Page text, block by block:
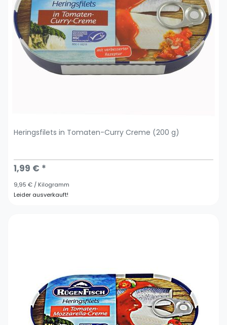
Heringsfilets in Tomaten-Curry Creme (200 g)
1,99 € *
9,95 € / Kilogramm
Leider ausverkauft!